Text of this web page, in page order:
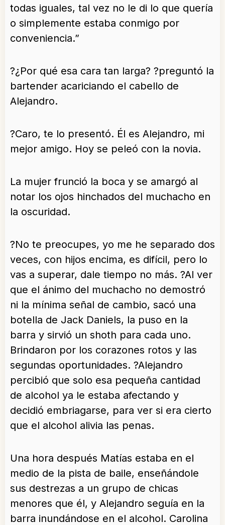
todas iguales, tal vez no le di lo que quería
o simplemente estaba conmigo por
conveniencia.”
?¿Por qué esa cara tan larga? ?preguntó la
bartender acariciando el cabello de
Alejandro.
?Caro, te lo presentó. Él es Alejandro, mi
mejor amigo. Hoy se peleó con la novia.
La mujer frunció la boca y se amargó al
notar los ojos hinchados del muchacho en
la oscuridad.
?No te preocupes, yo me he separado dos
veces, con hijos encima, es difícil, pero lo
vas a superar, dale tiempo no más. ?Al ver
que el ánimo del muchacho no demostró
ni la mínima señal de cambio, sacó una
botella de Jack Daniels, la puso en la
barra y sirvió un shoth para cada uno.
Brindaron por los corazones rotos y las
segundas oportunidades. ?Alejandro
percibió que solo esa pequeña cantidad
de alcohol ya le estaba afectando y
decidió embriagarse, para ver si era cierto
que el alcohol alivia las penas.
Una hora después Matías estaba en el
medio de la pista de baile, enseñándole
sus destrezas a un grupo de chicas
menores que él, y Alejandro seguía en la
barra inundándose en el alcohol. Carolina